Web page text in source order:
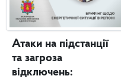
Атаки на підстанції
та загроза
відключень: